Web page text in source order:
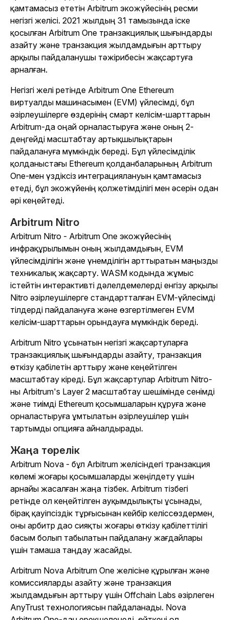
қамтамасыз ететін Arbitrum экожүйесінің ресми
негізгі желісі. 2021 жылдың 31 тамызында іске
қосылған Arbitrum One транзакциялық шығындарды
азайту және транзакция жылдамдығын арттыру
арқылы пайдаланушы тәжірибесін жақсартуға
арналған.
Негізгі желі ретінде Arbitrum One Ethereum
виртуалды машинасымен (EVM) үйлесімді, бұл
әзірлеушілерге өздерінің смарт келісім-шарттарын
Arbitrum-да оңай орналастыруға және оның 2-
деңгейді масштабтау артықшылықтарын
пайдалануға мүмкіндік береді. Бұл үйлесімділік
қолданыстағы Ethereum қолданбаларының Arbitrum
One-мен үздіксіз интеграциялануын қамтамасыз
етеді, бұл экожүйенің қолжетімділігі мен әсерін одан
әрі кеңейтеді.
Arbitrum Nitro
Arbitrum Nitro - Arbitrum One экожүйесінің
инфрақұрылымын оның жылдамдығын, EVM
үйлесімділігін және үнемділігін арттыратын маңызды
техникалық жақсарту. WASM кодында жұмыс
істейтін интерактивті дәлелдемелерді енгізу арқылы
Nitro әзірлеушілерге стандартталған EVM-үйлесімді
тілдерді пайдалануға және өзгертілмеген EVM
келісім-шарттарын орындауға мүмкіндік береді.
Arbitrum Nitro ұсынатын негізгі жақсартуларға
транзакциялық шығындарды азайту, транзакция
өткізу қабілетін арттыру және кеңейтілген
масштабтау кіреді. Бұл жақсартулар Arbitrum Nitro-
ны Arbitrum's Layer 2 масштабтау шешімінде сенімді
және тиімді Ethereum қосымшаларын құруға және
орналастыруға ұмтылатын әзірлеушілер үшін
тартымды опцияға айналдырады.
Жаңа төрелік
Arbitrum Nova - бұл Arbitrum желісіндегі транзакция
көлемі жоғары қосымшаларды жеңілдету үшін
арнайы жасалған жаңа тізбек. Arbitrum тізбегі
ретінде ол кеңейтілген ауқымдылықты ұсынады,
бірақ қауіпсіздік тұрғысынан кейбір келіссөздермен,
оны арбитр дао сияқты жоғары өткізу қабілеттілігі
басым болып табылатын пайдалану жағдайлары
үшін тамаша таңдау жасайды.
Arbitrum Nova Arbitrum One желісіне құрылған және
комиссияларды азайту және транзакция
жылдамдығын арттыру үшін Offchain Labs әзірлеген
AnyTrust технологиясын пайдаланады. Nova